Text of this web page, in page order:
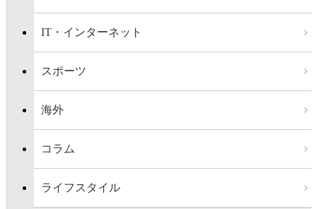
IT・インターネット
スポーツ
海外
コラム
ライフスタイル